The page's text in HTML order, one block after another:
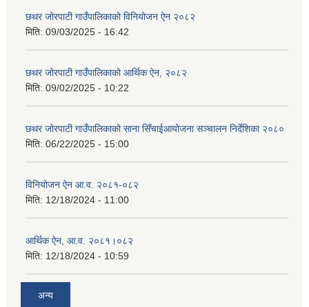
छथर जोरपाटी गाउँपालिकाको विनियोजन ऐन २०८२
मिति: 09/03/2025 - 16:42
छथर जोरपाटी गाउँपालिकाको आर्थिक ऐन, २०८२
मिति: 09/02/2025 - 10:22
छथर जोरपाटी गाउँपालिकाको साना सिँचाईआयोजना सञ्चालन निर्देशिका २०८०
मिति: 06/22/2025 - 15:00
विनियोजन ऐन आ.व. २०८१-०८२
मिति: 12/18/2024 - 11:00
आर्थिक ऐन, आ.व. २०८१।०८२
मिति: 12/18/2024 - 10:59
अन्य